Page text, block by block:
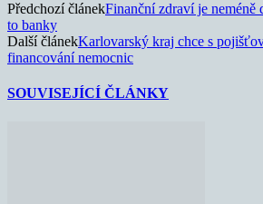
Předchozí článekFinanční zdraví je neméně
to banky
Další článekKarlovarský kraj chce s
financování nemocnic
SOUVISEJÍCÍ ČLÁNKY